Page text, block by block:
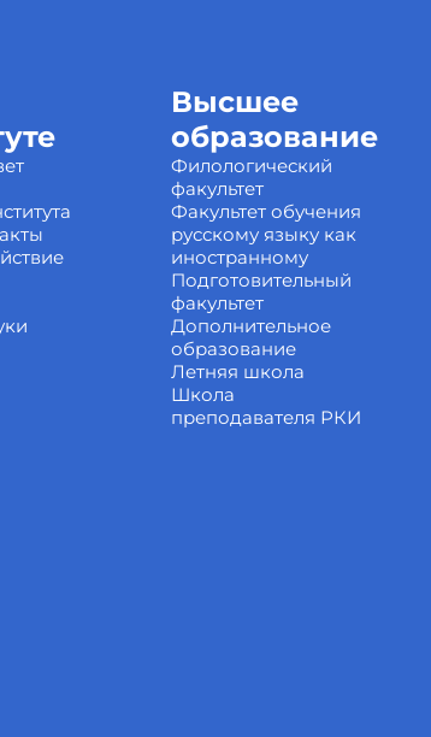
Высшее
образование
Филологический
факультет
Факультет обучения
русскому языку как
иностранному
Подготовительный
факультет
Дополнительное
образование
Летняя школа
Школа
преподавателя РКИ